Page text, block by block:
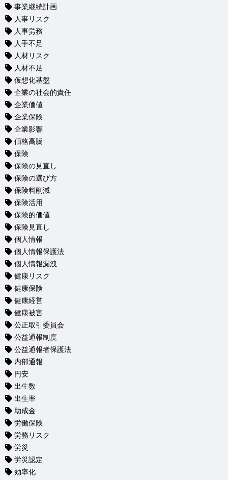
事業継続計画
人事リスク
人事労務
人手不足
人材リスク
人材不足
仮想化基盤
企業の社会的責任
企業価値
企業保険
企業影響
価格高騰
保険
保険の見直し
保険の選び方
保険料削減
保険活用
保険的価値
保険見直し
個人情報
個人情報保護法
個人情報漏洩
健康リスク
健康保険
健康経営
健康被害
公正取引委員会
公益通報制度
公益通報者保護法
内部通報
円安
出生数
出生率
助成金
労働保険
労務リスク
労災
労災認定
効率化